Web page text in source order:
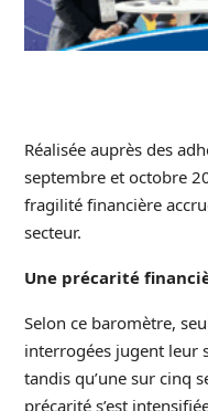
Réalisée auprès des
septembre et octobre
fragilité financière
secteur.
Une précarité
Selon ce baromètre,
interrogées jugent leur
tandis qu’une sur cinq
précarité s’est